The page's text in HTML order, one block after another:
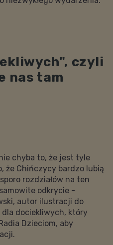
czyli
nas tam
chyba to, że jest tyle
że Chińczycy bardzo lubią
rozdziałów na ten
odkrycie -
autor ilustracji do
dla dociekliwych, który
Dzieciom, aby